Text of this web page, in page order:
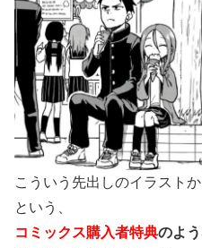
こういう先出しのイラスト
という、
コミックス購入者特典のよ